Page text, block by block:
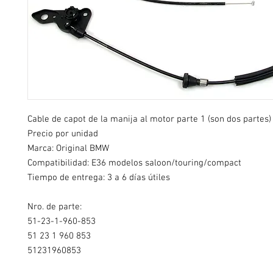
Cable de capot de la manija al motor parte 1 (son dos
Precio por unidad
Marca: Original BMW
Compatibilidad: E36 modelos saloon/touring/compact
Tiempo de entrega: 3 a 6 días útiles
Nro. de parte:
51-23-1-960-853
51 23 1 960 853
51231960853